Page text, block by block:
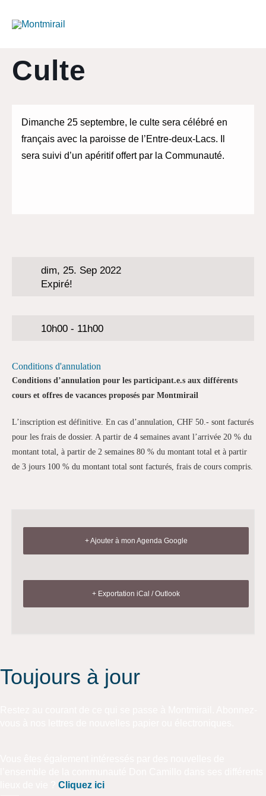
contenu
Culte
Dimanche 25 septembre, le culte sera célébré en
français avec la paroisse de l’Entre-deux-Lacs. Il
sera suivi d’un apéritif offert par la Communauté.
dim, 25. Sep 2022
Expiré!
10h00 - 11h00
Conditions d'annulation
Conditions d’annulation pour les participant.e.s aux différents
cours et offres de vacances proposés par Montmirail
L’inscription est définitive. En cas d’annulation, CHF 50.- sont facturés
pour les frais de dossier. A partir de 4 semaines avant l’arrivée 20 % du
montant total, à partir de 2 semaines 80 % du montant total et à partir
de 3 jours 100 % du montant total sont facturés, frais de cours compris.
+ Ajouter à mon Agenda Google
+ Exportation iCal / Outlook
Toujours à jour
Cliquez ici